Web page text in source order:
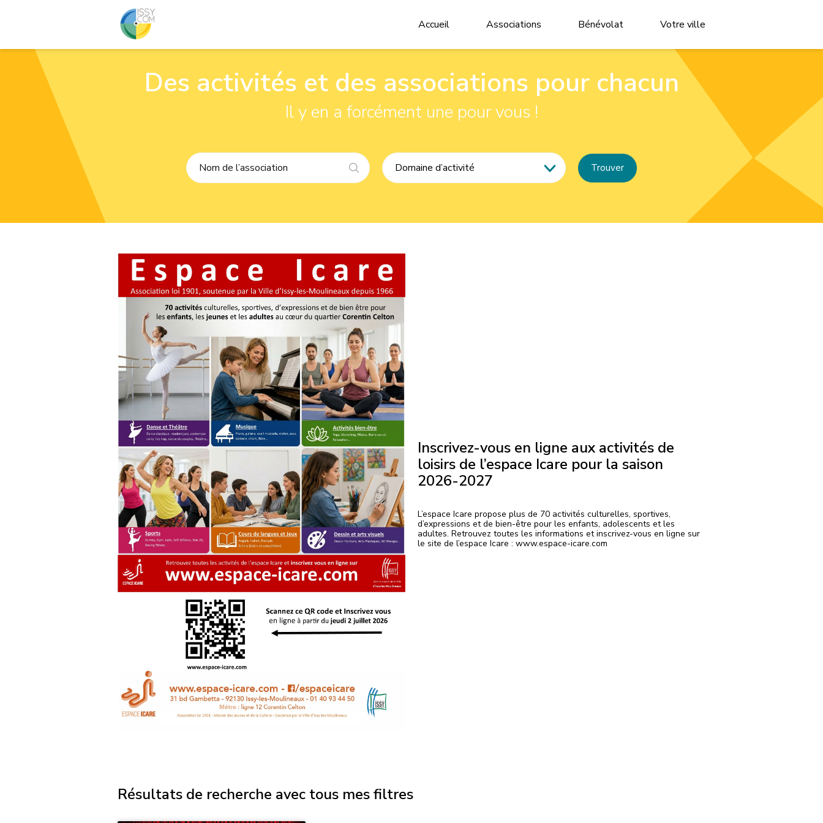
Accueil Associations Bénévolat Votre ville
Des activités et des associations pour chacun
Il y en a forcément une pour vous !
Domaine d’activité Trouver
Inscrivez-vous en ligne aux activités de
loisirs de l’espace Icare pour la saison
2026-2027
L’espace Icare propose plus de 70 activités culturelles, sportives,
d’expressions et de bien-être pour les enfants, adolescents et les
adultes. Retrouvez toutes les informations et inscrivez-vous en ligne sur
le site de l’espace Icare : www.espace-icare.com
Résultats de recherche avec tous mes filtres